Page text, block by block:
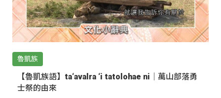
魯凱族
【魯凱族語】ta‘avalra ‘i tatolohae ni｜萬山部落勇
士祭的由來